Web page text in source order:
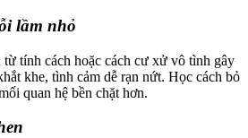
lầm nhỏ
tính cách hoặc cách cư xử vô tình gây
khe, tình cảm dễ rạn nứt. Học cách bỏ
quan hệ bền chặt hơn.